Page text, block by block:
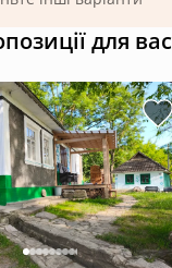
відпочинок: Ми
природа
доволенням
Ідеальне
до
для